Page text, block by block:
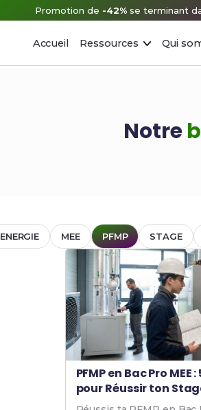
Promotion de -42% se terminant
Accueil Ressources Qui
Notre
ENERGIE MEE PFMP STAGE
PFMP en Bac Pro MEE
pour Réussir ton